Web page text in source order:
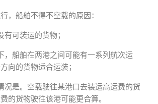
，船舶不得不空载的原因：
有可装运的货物；
，船舶在两港之间可能有一系列航次运
向的货物适合运装；
况是。空载驶往某港口去装运高运费的货
的货物驶往该港可能更合算。